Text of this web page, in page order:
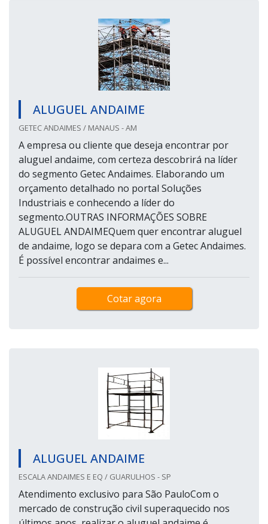
ALUGUEL ANDAIME
GETEC ANDAIMES / MANAUS - AM
A empresa ou cliente que deseja encontrar por
aluguel andaime, com certeza descobrirá na líder
do segmento Getec Andaimes. Elaborando um
orçamento detalhado no portal Soluções
Industriais e conhecendo a líder do
segmento.OUTRAS INFORMAÇÕES SOBRE
ALUGUEL ANDAIMEQuem quer encontrar aluguel
de andaime, logo se depara com a Getec Andaimes.
É possível encontrar andaimes e...
Cotar agora
ALUGUEL ANDAIME
ESCALA ANDAIMES E EQ / GUARULHOS - SP
Atendimento exclusivo para São PauloCom o
mercado de construção civil superaquecido nos